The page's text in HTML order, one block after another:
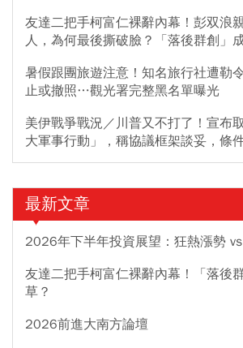
友達二把手柯富仁裸辭內幕！彭双浪
人，為何最後撕破臉？「落後群創」
暑假跟團旅遊注意！知名旅行社遭勒
止或撤照…觀光署完整黑名單曝光
美伊戰爭戰況／川普又不打了！宣布
大軍事行動」，稱協議框架談妥，條
最新文章
2026年下半年投資展望：狂熱漲勢
友達二把手柯富仁裸辭內幕！「落後
草？
2026前進大南方論壇